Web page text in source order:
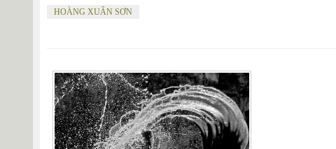
HOÀNG XUÂN SƠN